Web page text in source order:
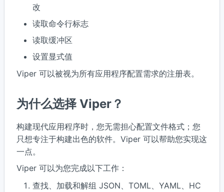
改
读取命令行标志
读取缓冲区
设置显式值
Viper 可以被视为所有应用程序配置需求的注册表。
为什么选择 Viper？
构建现代应用程序时，您无需担心配置文件格式；您
只想专注于构建出色的软件。Viper 可以帮助您实现这
一点。
Viper 可以为您完成以下工作：
查找、加载和解组 JSON、TOML、YAML、HC